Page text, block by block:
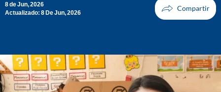
8 de Jun, 2026
Actualizado: 8 De Jun, 2026